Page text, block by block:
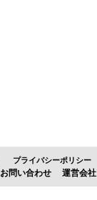
プライバシーポリシー
お問い合わせ 運営会社